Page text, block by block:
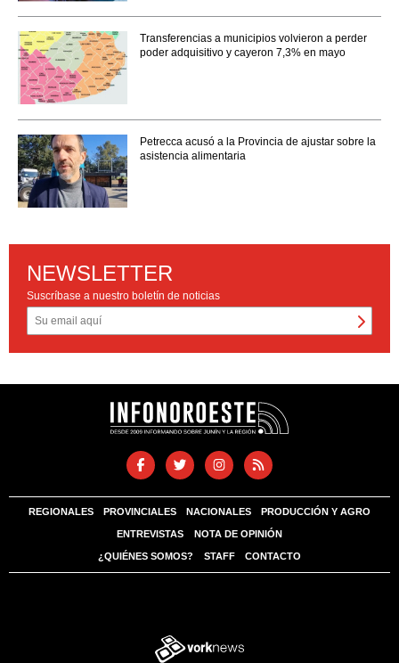
Transferencias a municipios volvieron a perder
poder adquisitivo y cayeron 7,3% en mayo
Petrecca acusó a la Provincia de ajustar sobre la
asistencia alimentaria
NEWSLETTER
Suscríbase a nuestro boletín de noticias
REGIONALES PROVINCIALES NACIONALES PRODUCCIÓN Y AGRO
ENTREVISTAS NOTA DE OPINIÓN
¿QUIÉNES SOMOS? STAFF CONTACTO